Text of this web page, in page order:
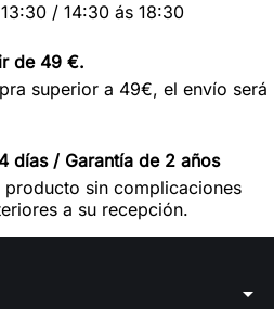
/ 14:30 ás 18:30
de 49 €.
superior a 49€, el envío será
días / Garantía de 2 años
producto sin complicaciones
a su recepción.
arrow_drop_down